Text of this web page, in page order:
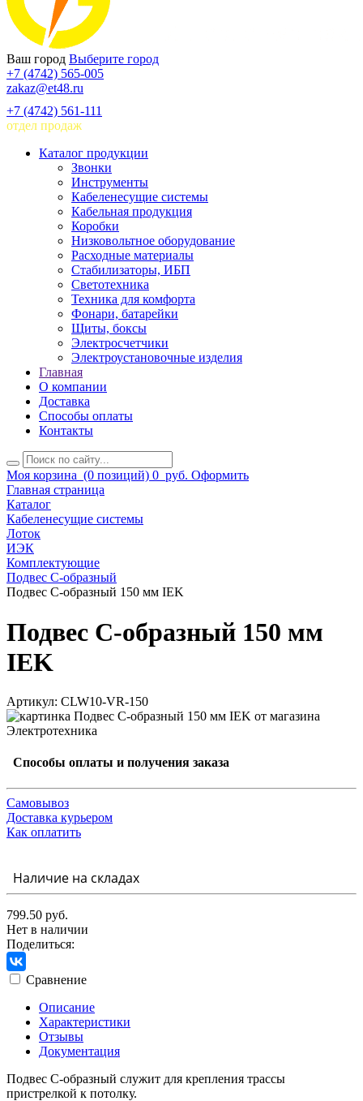
Ваш город Выберите город
+7 (4742) 565-005
zakaz@et48.ru
+7 (4742) 561-111
отдел продаж
Каталог продукции
Звонки
Инструменты
Кабеленесущие системы
Кабельная продукция
Коробки
Низковольтное оборудование
Расходные материалы
Стабилизаторы, ИБП
Светотехника
Техника для комфорта
Фонари, батарейки
Щиты, боксы
Электросчетчики
Электроустановочные изделия
Главная
О компании
Доставка
Способы оплаты
Контакты
Моя корзина (0 позиций) 0 руб. Оформить
Главная страница
Каталог
Кабеленесущие системы
Лоток
ИЭК
Комплектующие
Подвес С-образный
Подвес С-образный 150 мм IEK
Подвес С-образный 150 мм
IEK
Артикул: CLW10-VR-150
Способы оплаты и получения заказа
Самовывоз
Доставка курьером
Как оплатить
Наличие на складах
799.50 руб.
Нет в наличии
Поделиться:
Сравнение
Описание
Характеристики
Отзывы
Документация
Подвес С-образный служит для крепления трассы
пристрелкой к потолку.